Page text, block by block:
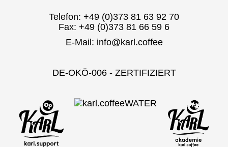
Telefon: +49 (0)373 81 63 92 70
Fax: +49 (0)373 81 66 59 6
E-Mail: info@karl.coffee
DE-OKÖ-006 - ZERTIFIZIERT